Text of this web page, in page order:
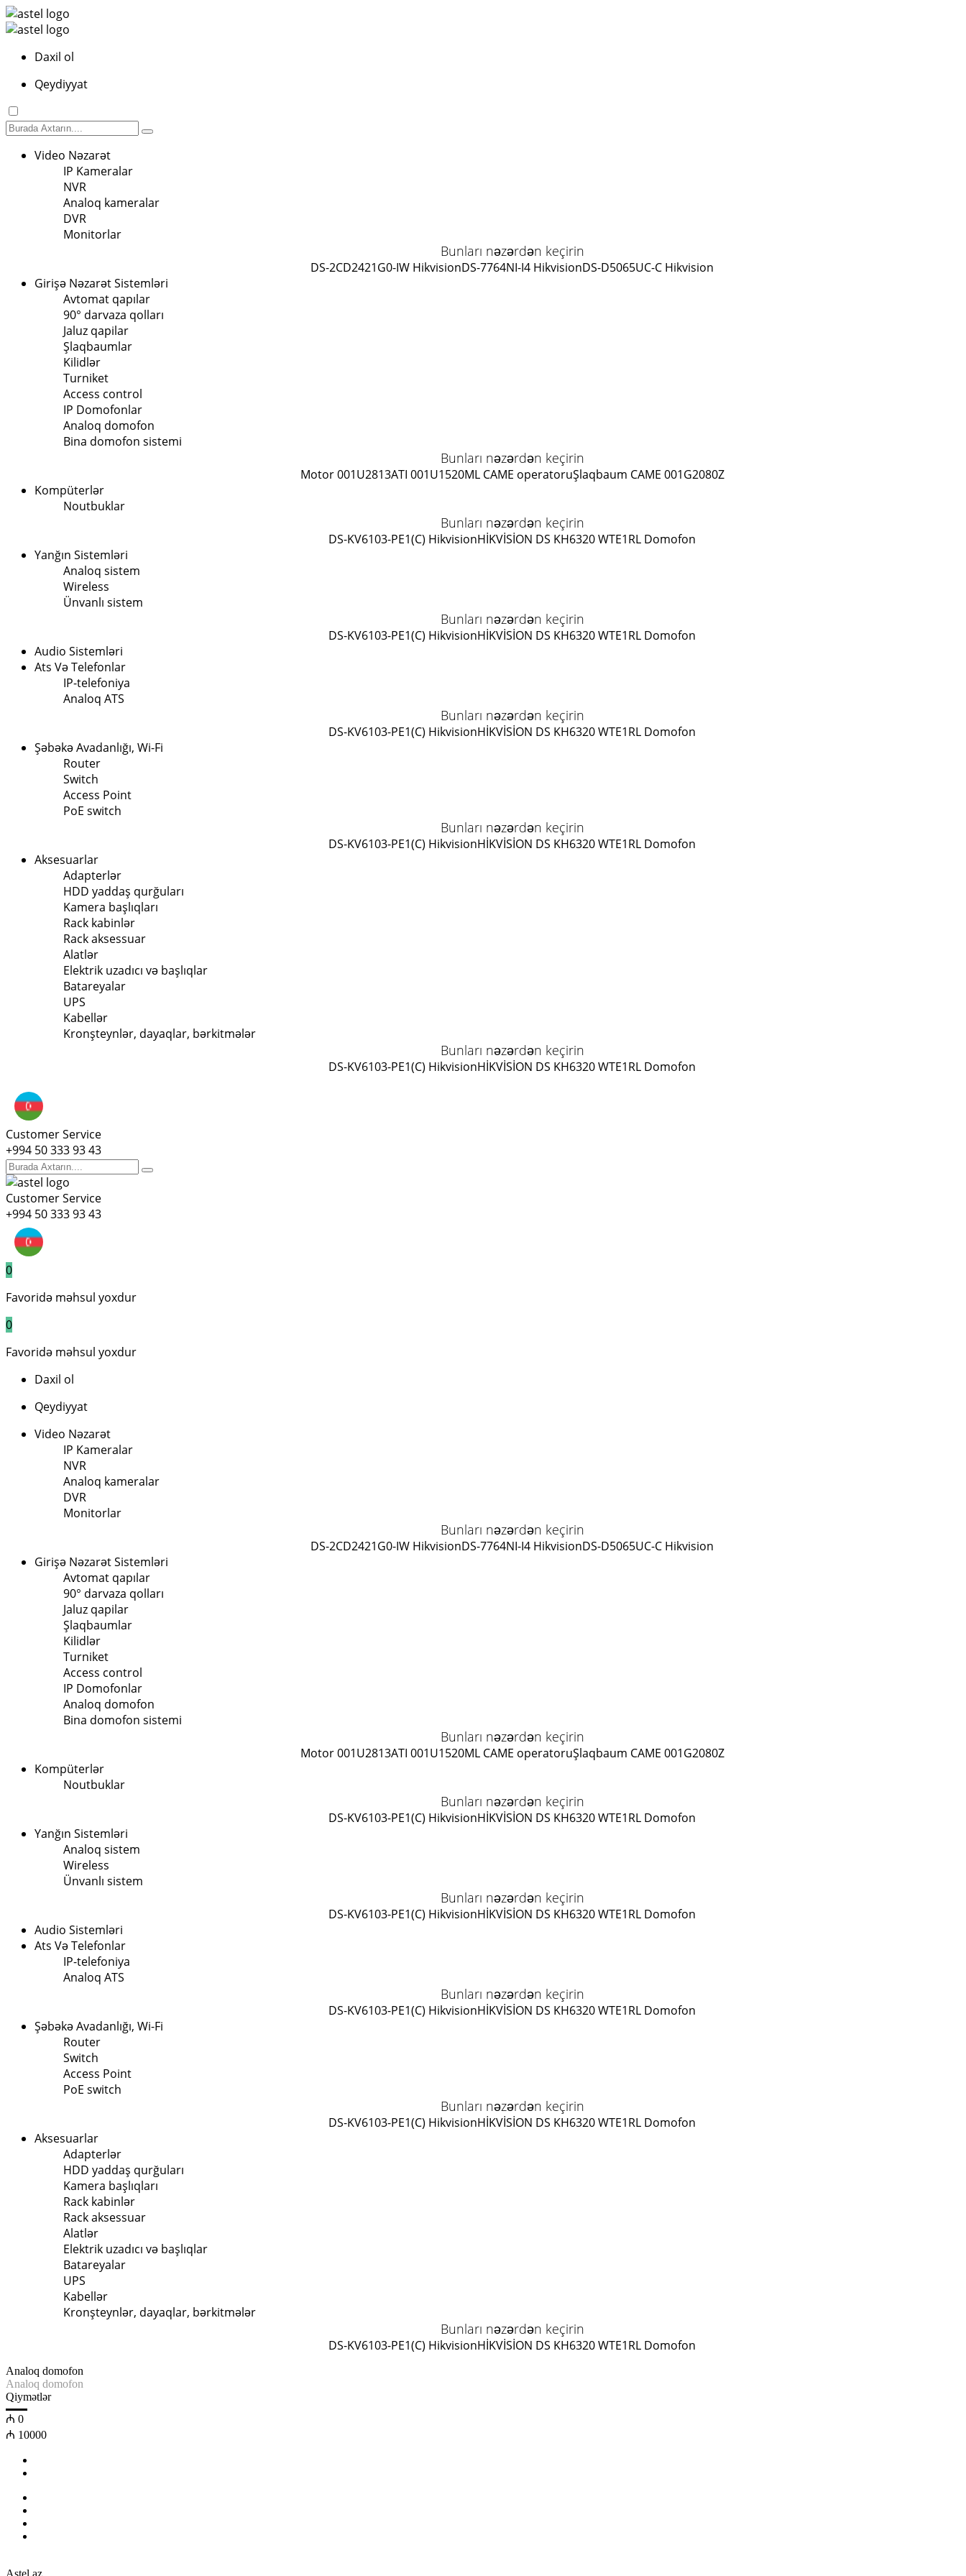
Daxil ol
Qeydiyyat
Video Nəzarət
IP Kameralar
NVR
Analoq kameralar
DVR
Monitorlar
Bunları nəzərdən keçirin
DS-2CD2421G0-IW HikvisionDS-7764NI-I4 HikvisionDS-D5065UC-C Hikvision
Girişə Nəzarət Sistemləri
Avtomat qapılar
90° darvaza qolları
Jaluz qapilar
Şlaqbaumlar
Kilidlər
Turniket
Access control
IP Domofonlar
Analoq domofon
Bina domofon sistemi
Bunları nəzərdən keçirin
Motor 001U2813ATI 001U1520ML CAME operatoruŞlaqbaum CAME 001G2080Z
Kompüterlər
Noutbuklar
Bunları nəzərdən keçirin
DS-KV6103-PE1(C) HikvisionHİKVİSİON DS KH6320 WTE1RL Domofon
Yanğın Sistemləri
Analoq sistem
Wireless
Ünvanlı sistem
Bunları nəzərdən keçirin
DS-KV6103-PE1(C) HikvisionHİKVİSİON DS KH6320 WTE1RL Domofon
Audio Sistemləri
Ats Və Telefonlar
IP-telefoniya
Analoq ATS
Bunları nəzərdən keçirin
DS-KV6103-PE1(C) HikvisionHİKVİSİON DS KH6320 WTE1RL Domofon
Şəbəkə Avadanlığı, Wi-Fi
Router
Switch
Access Point
PoE switch
Bunları nəzərdən keçirin
DS-KV6103-PE1(C) HikvisionHİKVİSİON DS KH6320 WTE1RL Domofon
Aksesuarlar
Adapterlər
HDD yaddaş qurğuları
Kamera başlıqları
Rack kabinlər
Rack aksessuar
Alatlər
Elektrik uzadıcı və başlıqlar
Batareyalar
UPS
Kabellər
Kronşteynlər, dayaqlar, bərkitmələr
Bunları nəzərdən keçirin
DS-KV6103-PE1(C) HikvisionHİKVİSİON DS KH6320 WTE1RL Domofon
Customer Service
+994 50 333 93 43
Customer Service
+994 50 333 93 43
0
Favoridə məhsul yoxdur
0
Favoridə məhsul yoxdur
Daxil ol
Qeydiyyat
Video Nəzarət
IP Kameralar
NVR
Analoq kameralar
DVR
Monitorlar
Bunları nəzərdən keçirin
DS-2CD2421G0-IW HikvisionDS-7764NI-I4 HikvisionDS-D5065UC-C Hikvision
Girişə Nəzarət Sistemləri
Avtomat qapılar
90° darvaza qolları
Jaluz qapilar
Şlaqbaumlar
Kilidlər
Turniket
Access control
IP Domofonlar
Analoq domofon
Bina domofon sistemi
Bunları nəzərdən keçirin
Motor 001U2813ATI 001U1520ML CAME operatoruŞlaqbaum CAME 001G2080Z
Kompüterlər
Noutbuklar
Bunları nəzərdən keçirin
DS-KV6103-PE1(C) HikvisionHİKVİSİON DS KH6320 WTE1RL Domofon
Yanğın Sistemləri
Analoq sistem
Wireless
Ünvanlı sistem
Bunları nəzərdən keçirin
DS-KV6103-PE1(C) HikvisionHİKVİSİON DS KH6320 WTE1RL Domofon
Audio Sistemləri
Ats Və Telefonlar
IP-telefoniya
Analoq ATS
Bunları nəzərdən keçirin
DS-KV6103-PE1(C) HikvisionHİKVİSİON DS KH6320 WTE1RL Domofon
Şəbəkə Avadanlığı, Wi-Fi
Router
Switch
Access Point
PoE switch
Bunları nəzərdən keçirin
DS-KV6103-PE1(C) HikvisionHİKVİSİON DS KH6320 WTE1RL Domofon
Aksesuarlar
Adapterlər
HDD yaddaş qurğuları
Kamera başlıqları
Rack kabinlər
Rack aksessuar
Alatlər
Elektrik uzadıcı və başlıqlar
Batareyalar
UPS
Kabellər
Kronşteynlər, dayaqlar, bərkitmələr
Bunları nəzərdən keçirin
DS-KV6103-PE1(C) HikvisionHİKVİSİON DS KH6320 WTE1RL Domofon
Analoq domofon
Analoq domofon
Qiymətlər
₼ 0
₼ 10000
Astel.az